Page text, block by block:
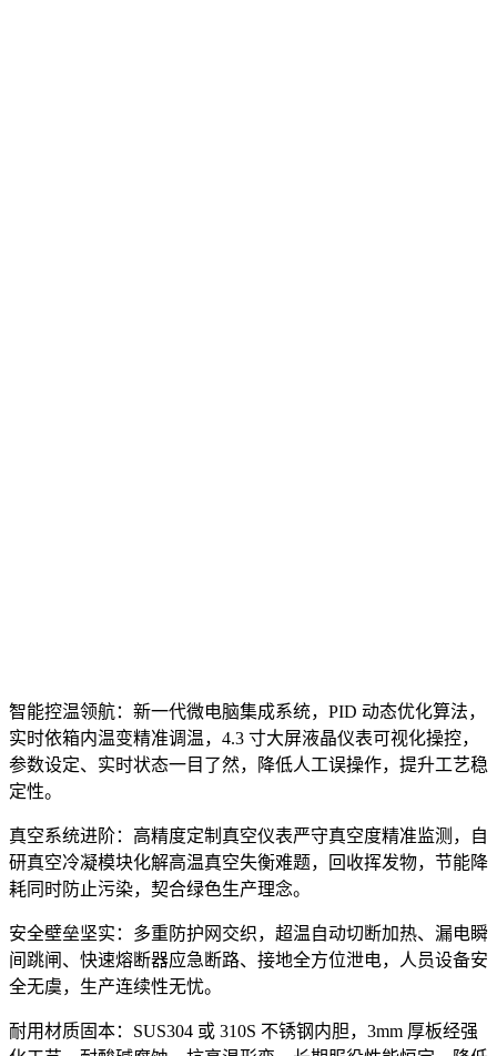
智能控温领航：新一代微电脑集成系统，PID 动态优化算法，
实时依箱内温变精准调温，4.3 寸大屏液晶仪表可视化操控，
参数设定、实时状态一目了然，降低人工误操作，提升工艺稳
定性。
真空系统进阶：高精度定制真空仪表严守真空度精准监测，自
研真空冷凝模块化解高温真空失衡难题，回收挥发物，节能降
耗同时防止污染，契合绿色生产理念。
安全壁垒坚实：多重防护网交织，超温自动切断加热、漏电瞬
间跳闸、快速熔断器应急断路、接地全方位泄电，人员设备安
全无虞，生产连续性无忧。
耐用材质固本：SUS304 或 310S 不锈钢内胆，3mm 厚板经强